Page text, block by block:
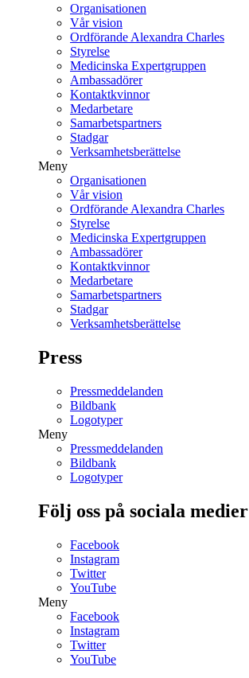
Organisationen
Vår vision
Ordförande Alexandra Charles
Styrelse
Medicinska Expertgruppen
Ambassadörer
Kontaktkvinnor
Medarbetare
Samarbetspartners
Stadgar
Verksamhetsberättelse
Meny
Organisationen
Vår vision
Ordförande Alexandra Charles
Styrelse
Medicinska Expertgruppen
Ambassadörer
Kontaktkvinnor
Medarbetare
Samarbetspartners
Stadgar
Verksamhetsberättelse
Press
Pressmeddelanden
Bildbank
Logotyper
Meny
Pressmeddelanden
Bildbank
Logotyper
Följ oss på sociala medier
Facebook
Instagram
Twitter
YouTube
Meny
Facebook
Instagram
Twitter
YouTube